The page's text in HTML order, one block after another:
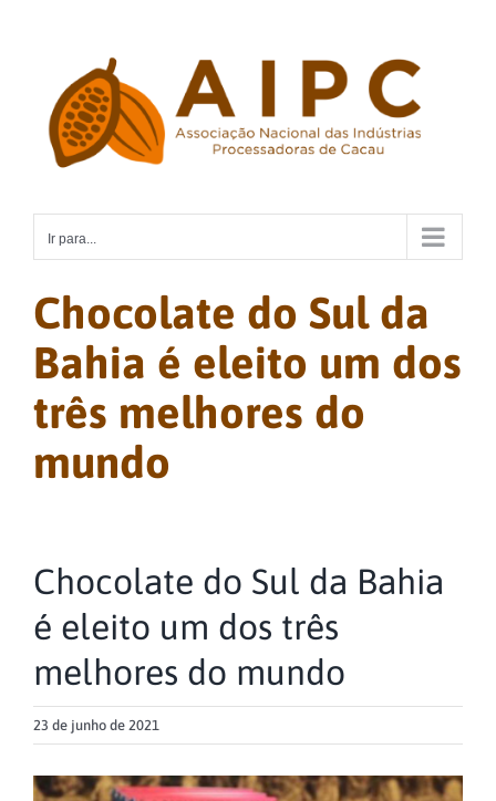
conteúdo
Ir para...
Chocolate do Sul da
Bahia é eleito um dos
três melhores do
mundo
Chocolate do Sul da Bahia
é eleito um dos três
melhores do mundo
23 de junho de 2021
View